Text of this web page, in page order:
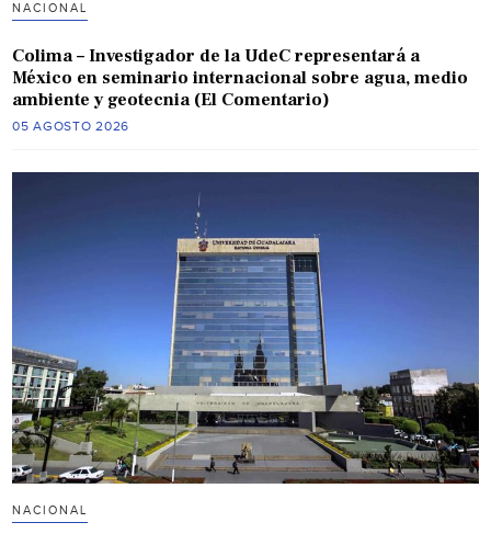
NACIONAL
Colima – Investigador de la UdeC representará a
México en seminario internacional sobre agua, medio
ambiente y geotecnia (El Comentario)
05 AGOSTO 2026
NACIONAL